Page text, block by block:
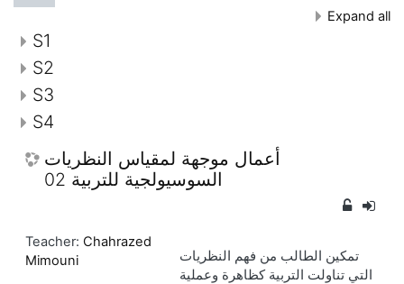
Expand all
S1
S2
S3
S4
أعمال موجهة لمقياس النظريات
السوسيولجية للتربية 02
تمكين الطالب من فهم النظريات
التي تناولت التربية كظاهرة وعملية
Teacher: Chahrazed
Mimouni